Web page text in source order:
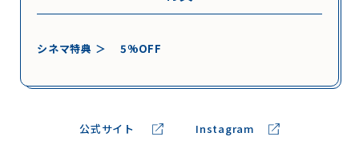
シネマ特典 ＞ 5%OFF
公式サイト Instagram